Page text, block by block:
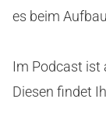
es beim
Im Podcast ist
Diesen findet